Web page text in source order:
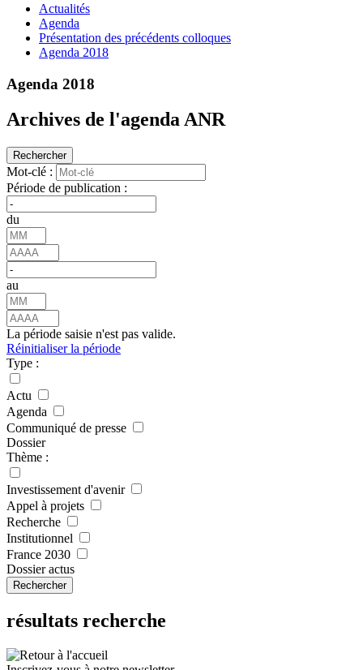
Actualités
Agenda
Présentation des précédents colloques
Agenda 2018
Agenda 2018
Archives de l'agenda ANR
Rechercher
Mot-clé :
Période de publication :
du
au
La période saisie n'est pas valide.
Réinitialiser la période
Type :
Actu
Agenda
Communiqué de presse
Dossier
Thème :
Investissement d'avenir
Appel à projets
Recherche
Institutionnel
France 2030
Dossier actus
Rechercher
résultats recherche